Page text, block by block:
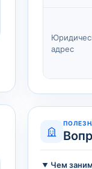
адрес
Чем